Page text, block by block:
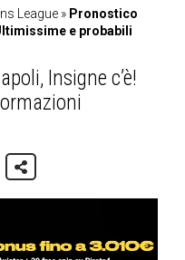
League » Pronostico
e probabili
Insigne c’è!